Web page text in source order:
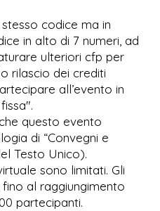
codice ma in
in alto di 7 numeri, ad
ulteriori cfp per
rilascio dei crediti
all’evento in
questo evento
di “Convegni e
Testo Unico).
sono limitati. Gli
al raggiungimento
partecipanti.